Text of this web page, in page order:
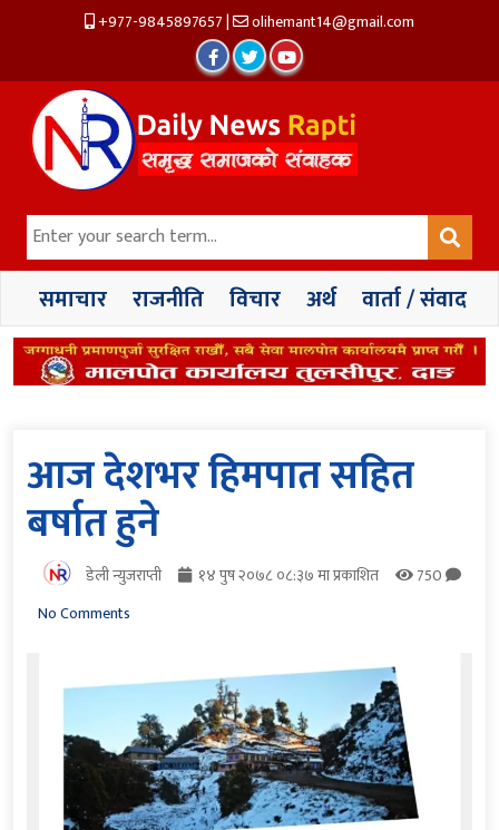
+977-9845897657| olihemant14@gmail.com
समाचार राजनीति विचार अर्थ वार्ता / संवाद
आज देशभर हिमपात सहित
बर्षात हुने
डेली न्युजराप्ती १४ पुष २०७८ ०८:३७ मा प्रकाशित
750
No Comments